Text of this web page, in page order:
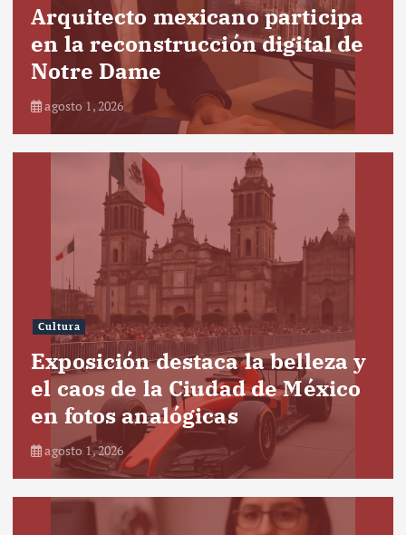
Arquitecto mexicano participa
en la reconstrucción digital de
Notre Dame
agosto 1, 2026
Cultura
Exposición destaca la belleza y
el caos de la Ciudad de México
en fotos analógicas
agosto 1, 2026